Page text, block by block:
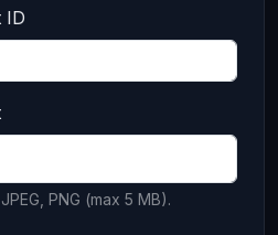
ID
PNG (max 5 MB).